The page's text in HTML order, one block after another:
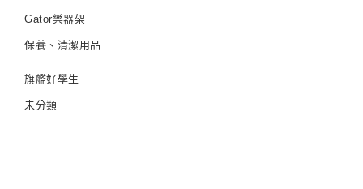
Gator樂器架
保養、清潔用品
旗艦好學生
未分類